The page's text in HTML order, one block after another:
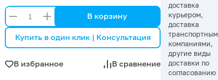
В корзину
Купить в один клик | Консультация
В избранное В сравнение
доставка
курьером,
доставка
компаниями,
другие виды
доставки по
согласованию